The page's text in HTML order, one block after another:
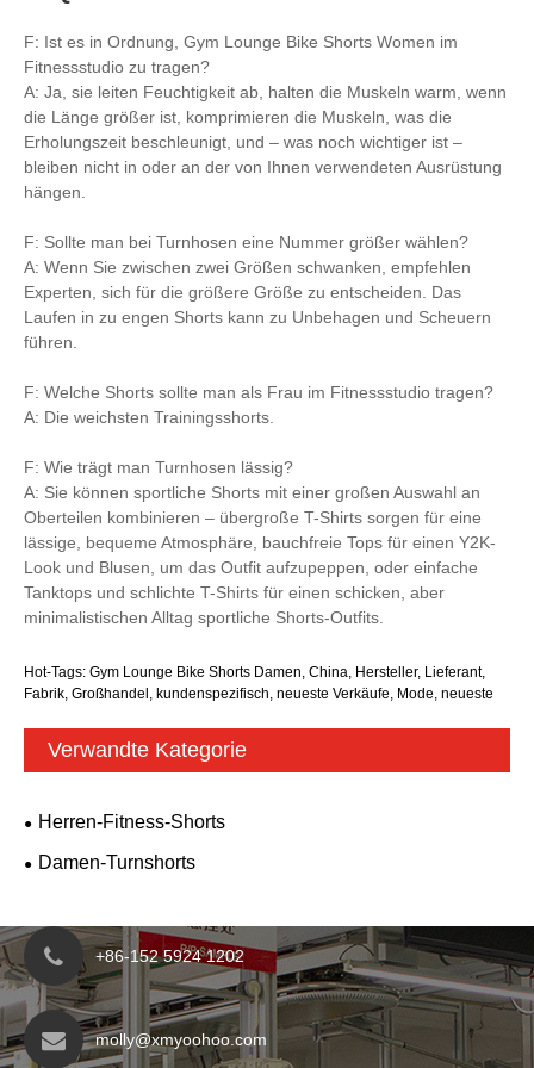
F: Ist es in Ordnung, Gym Lounge Bike Shorts Women im
Fitnessstudio zu tragen?
A: Ja, sie leiten Feuchtigkeit ab, halten die Muskeln warm, wenn
die Länge größer ist, komprimieren die Muskeln, was die
Erholungszeit beschleunigt, und – was noch wichtiger ist –
bleiben nicht in oder an der von Ihnen verwendeten Ausrüstung
hängen.
F: Sollte man bei Turnhosen eine Nummer größer wählen?
A: Wenn Sie zwischen zwei Größen schwanken, empfehlen
Experten, sich für die größere Größe zu entscheiden. Das
Laufen in zu engen Shorts kann zu Unbehagen und Scheuern
führen.
F: Welche Shorts sollte man als Frau im Fitnessstudio tragen?
A: Die weichsten Trainingsshorts.
F: Wie trägt man Turnhosen lässig?
A: Sie können sportliche Shorts mit einer großen Auswahl an
Oberteilen kombinieren – übergroße T-Shirts sorgen für eine
lässige, bequeme Atmosphäre, bauchfreie Tops für einen Y2K-
Look und Blusen, um das Outfit aufzupeppen, oder einfache
Tanktops und schlichte T-Shirts für einen schicken, aber
minimalistischen Alltag sportliche Shorts-Outfits.
Hot-Tags: Gym Lounge Bike Shorts Damen, China, Hersteller, Lieferant,
Fabrik, Großhandel, kundenspezifisch, neueste Verkäufe, Mode, neueste
Verwandte Kategorie
Herren-Fitness-Shorts
Damen-Turnshorts
+86-152 5924 1202
molly@xmyoohoo.com